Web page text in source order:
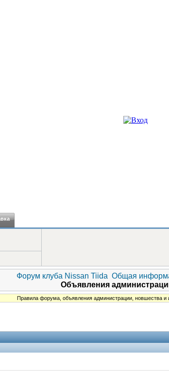
Форум клуба Nissan Tiida Общая
Объявления
Правила форума, объявления администрации, новшества и